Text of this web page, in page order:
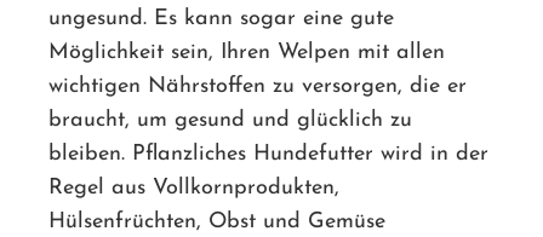
ungesund. Es kann sogar eine gute
Möglichkeit sein, Ihren Welpen mit allen
wichtigen Nährstoffen zu versorgen, die er
braucht, um gesund und glücklich zu
bleiben. Pflanzliches Hundefutter wird in der
Regel aus Vollkornprodukten,
Hülsenfrüchten, Obst und Gemüse